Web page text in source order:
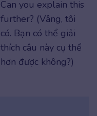
Can you explain this
further? (Vâng, tôi
có. Bạn có thể giải
thích câu này cụ thể
hơn được không?)